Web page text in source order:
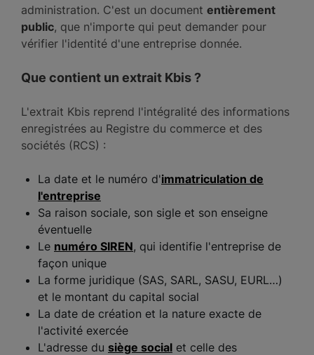
administration. C'est un document entièrement
public, que n'importe qui peut demander pour
vérifier l'identité d'une entreprise donnée.
Que contient un extrait Kbis ?
L'extrait Kbis reprend l'intégralité des informations
enregistrées au Registre du commerce et des
sociétés (RCS) :
La date et le numéro d'immatriculation de
l'entreprise
Sa raison sociale, son sigle et son enseigne
éventuelle
Le numéro SIREN, qui identifie l'entreprise de
façon unique
La forme juridique (SAS, SARL, SASU, EURL…)
et le montant du capital social
La date de création et la nature exacte de
l'activité exercée
L'adresse du siège social et celle des